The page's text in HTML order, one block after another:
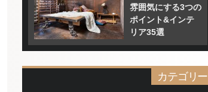
雰囲気にする3つの
ポイント&インテ
リア35選
カテゴリー